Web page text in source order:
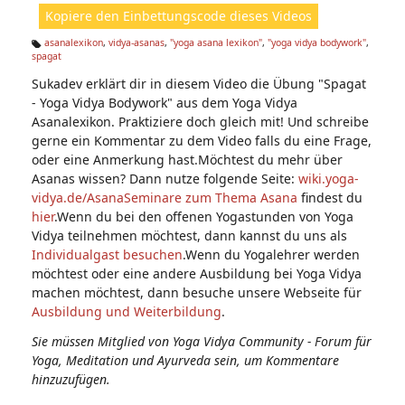
n:
Kopiere den Einbettungscode dieses Videos
Ta
s:
asanalexikon, vidya-asanas, "yoga asana lexikon", "yoga vidya bodywork",
spagat
Sukadev erklärt dir in diesem Video die Übung "Spagat
- Yoga Vidya Bodywork" aus dem Yoga Vidya
Asanalexikon. Praktiziere doch gleich mit! Und schreibe
gerne ein Kommentar zu dem Video falls du eine Frage,
oder eine Anmerkung hast.Möchtest du mehr über
Asanas wissen? Dann nutze folgende Seite: wiki.yoga-
vidya.de/AsanaSeminare zum Thema Asana findest du
hier.Wenn du bei den offenen Yogastunden von Yoga
Vidya teilnehmen möchtest, dann kannst du uns als
Individualgast besuchen.Wenn du Yogalehrer werden
möchtest oder eine andere Ausbildung bei Yoga Vidya
machen möchtest, dann besuche unsere Webseite für
Ausbildung und Weiterbildung.
Sie müssen Mitglied von Yoga Vidya Community - Forum für
Yoga, Meditation und Ayurveda sein, um Kommentare
hinzuzufügen.